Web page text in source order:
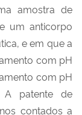
amostra de
um anticorpo
e em que a
com pH
com pH
A patente de
contados a